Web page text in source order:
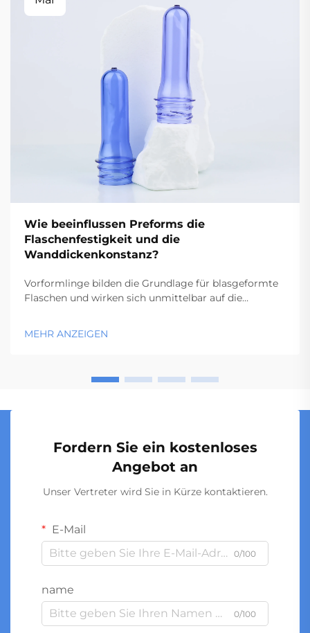
Wie beeinflussen Preforms die
Flaschenfestigkeit und die
Wanddickenkonstanz?
Vorformlinge bilden die Grundlage für blasgeformte
Flaschen und wirken sich unmittelbar auf die
der Vorformlinge bestimmt kritische
MEHR ANZEIGEN
Fordern Sie ein kostenloses
Angebot an
Unser Vertreter wird Sie in Kürze kontaktieren.
E-Mail
0/100
name
0/100